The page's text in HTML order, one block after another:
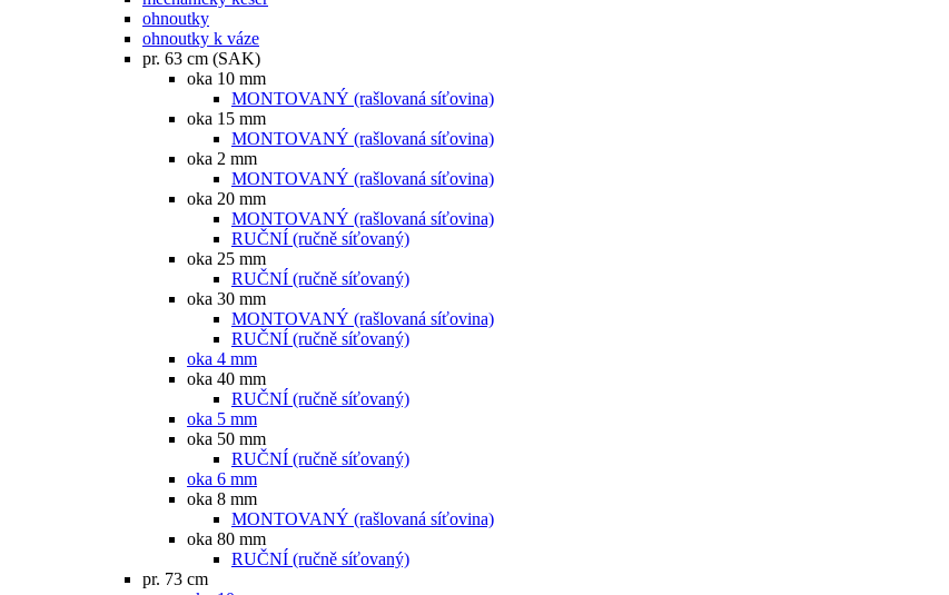
ohnoutky
ohnoutky k váze
pr. 63 cm (SAK)
oka 10 mm
MONTOVANÝ (rašlovaná síťovina)
oka 15 mm
MONTOVANÝ (rašlovaná síťovina)
oka 2 mm
MONTOVANÝ (rašlovaná síťovina)
oka 20 mm
MONTOVANÝ (rašlovaná síťovina)
RUČNÍ (ručně síťovaný)
oka 25 mm
RUČNÍ (ručně síťovaný)
oka 30 mm
MONTOVANÝ (rašlovaná síťovina)
RUČNÍ (ručně síťovaný)
oka 4 mm
oka 40 mm
RUČNÍ (ručně síťovaný)
oka 5 mm
oka 50 mm
RUČNÍ (ručně síťovaný)
oka 6 mm
oka 8 mm
MONTOVANÝ (rašlovaná síťovina)
oka 80 mm
RUČNÍ (ručně síťovaný)
pr. 73 cm